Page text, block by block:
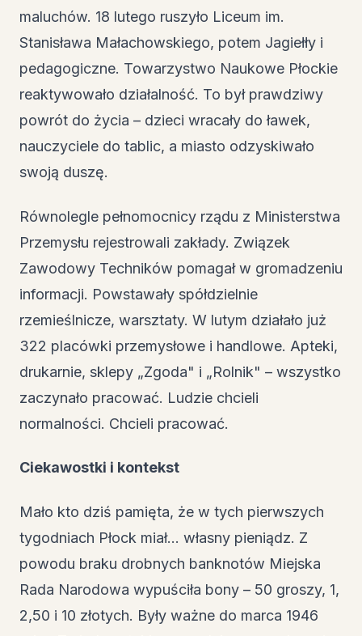
maluchów. 18 lutego ruszyło Liceum im.
Stanisława Małachowskiego, potem Jagiełły i
pedagogiczne. Towarzystwo Naukowe Płockie
reaktywowało działalność. To był prawdziwy
powrót do życia – dzieci wracały do ławek,
nauczyciele do tablic, a miasto odzyskiwało
swoją duszę.
Równolegle pełnomocnicy rządu z Ministerstwa
Przemysłu rejestrowali zakłady. Związek
Zawodowy Techników pomagał w gromadzeniu
informacji. Powstawały spółdzielnie
rzemieślnicze, warsztaty. W lutym działało już
322 placówki przemysłowe i handlowe. Apteki,
drukarnie, sklepy „Zgoda" i „Rolnik" – wszystko
zaczynało pracować. Ludzie chcieli
normalności. Chcieli pracować.
Ciekawostki i kontekst
Mało kto dziś pamięta, że w tych pierwszych
tygodniach Płock miał… własny pieniądz. Z
powodu braku drobnych banknotów Miejska
Rada Narodowa wypuściła bony – 50 groszy, 1,
2,50 i 10 złotych. Były ważne do marca 1946